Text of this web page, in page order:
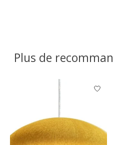
Plus de
Articles du carrousel de